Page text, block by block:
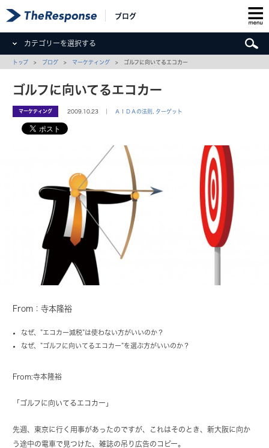
ブログ
カテゴリーを選択する
トップ > ブログ > マーケティング > ゴルフに向いてるエコカー
ゴルフに向いてるエコカー
マーケティング 2009.10.23 ｜ ＡＩＤＡの法則 ターゲット
From：寺本隆裕
なぜ、”エコカー減税”は使わない方がいいのか？
なぜ、”ゴルフに向いてるエコカー”を選ぶ方がいいのか？
From:寺本隆裕
「ゴルフに向いてるエコカー」
先週、東京に行く用事があったのですが、これはそのとき、新大阪に向か
う途中の電車で見つけた、雑誌の吊り広告のコピー。